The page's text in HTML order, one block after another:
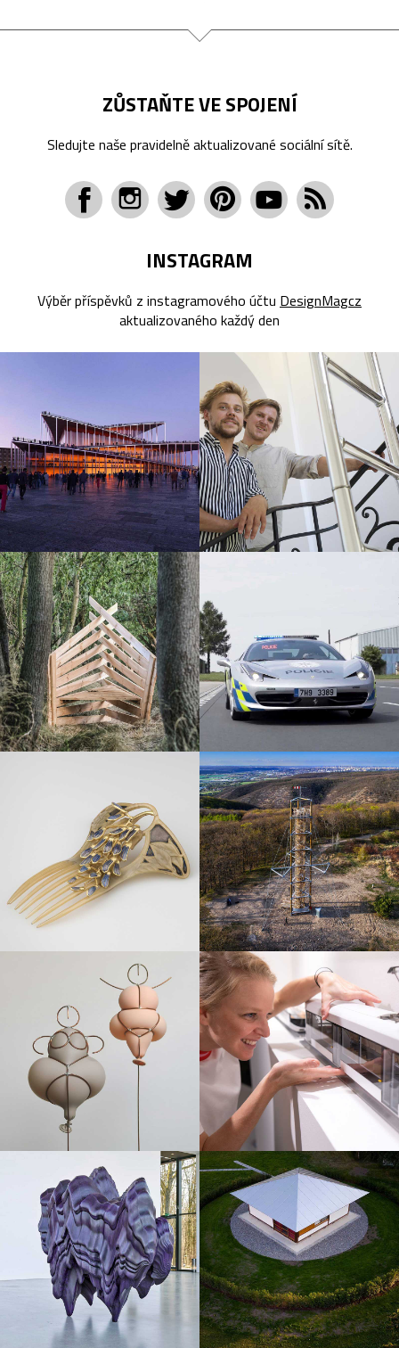
ZŮSTAŇTE VE SPOJENÍ
Sledujte naše pravidelně aktualizované sociální sítě.
INSTAGRAM
Výběr příspěvků z instagramového účtu DesignMagcz
aktualizovaného každý den